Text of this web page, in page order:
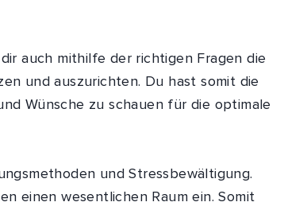
auch mithilfe der richtigen Fragen die
und auszurichten. Du hast somit die
Wünsche zu schauen für die optimale
und Stressbewältigung.
einen wesentlichen Raum ein. Somit